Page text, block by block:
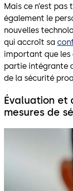
Mais ce n’est
également le
nouvelles
qui accroît sa
important que les
partie intégrante
de la sécurité
Évaluation et
mesures de